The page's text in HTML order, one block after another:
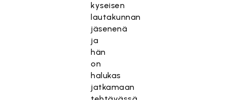
kyseisen
lautakunnan
jäsenenä
ja
hän
on
halukas
jatkamaan